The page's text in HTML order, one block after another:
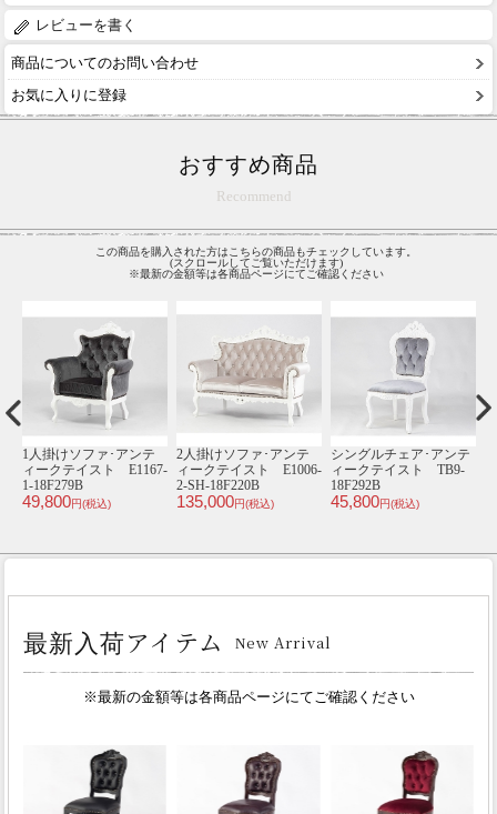
レビューを書く
商品についてのお問い合わせ
お気に入りに登録
おすすめ商品
Recommend
この商品を購入された方はこちらの商品もチェックしています。
(スクロールしてご覧いただけます)
※最新の金額等は各商品ページにてご確認ください
スツール･アンティーク
テイスト E1200-S-
18P65B
29,800円(税込)
1930年頃 オーク材
フランス アンティー
ク・キャビネット
antique65479
1930年頃 ビーチ材
イギリス アンティー
ク・チェア
antique81001g